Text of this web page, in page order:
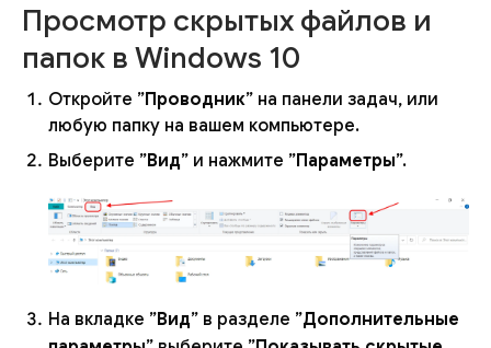
Просмотр скрытых файлов и
папок в Windows 10
Откройте ”Проводник” на панели задач, или
любую папку на вашем компьютере.
Выберите ”Вид” и нажмите ”Параметры”.
На вкладке ”Вид” в разделе ”Дополнительные